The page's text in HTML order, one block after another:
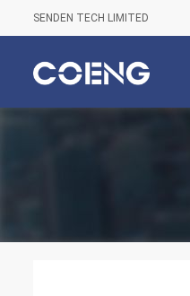
SENDEN TECH LIMITED